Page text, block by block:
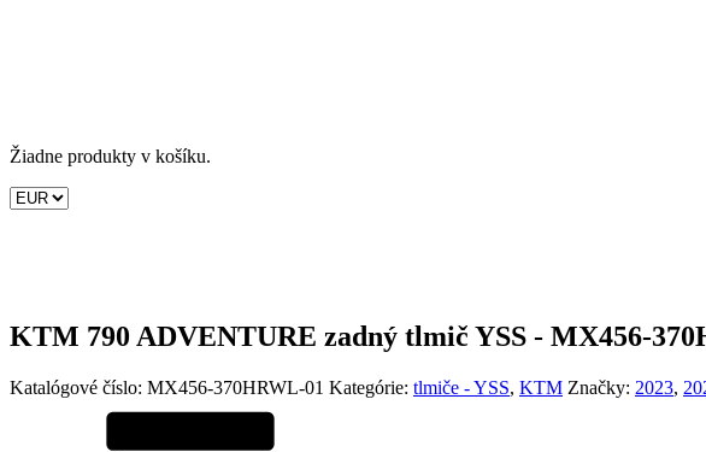
Žiadne produkty v košíku.
KTM 790 ADVENTURE zadný tlmič YSS - MX456-
Katalógové číslo: MX456-370HRWL-01 Kategórie: tlmiče - YSS, KTM Značky: 2023,